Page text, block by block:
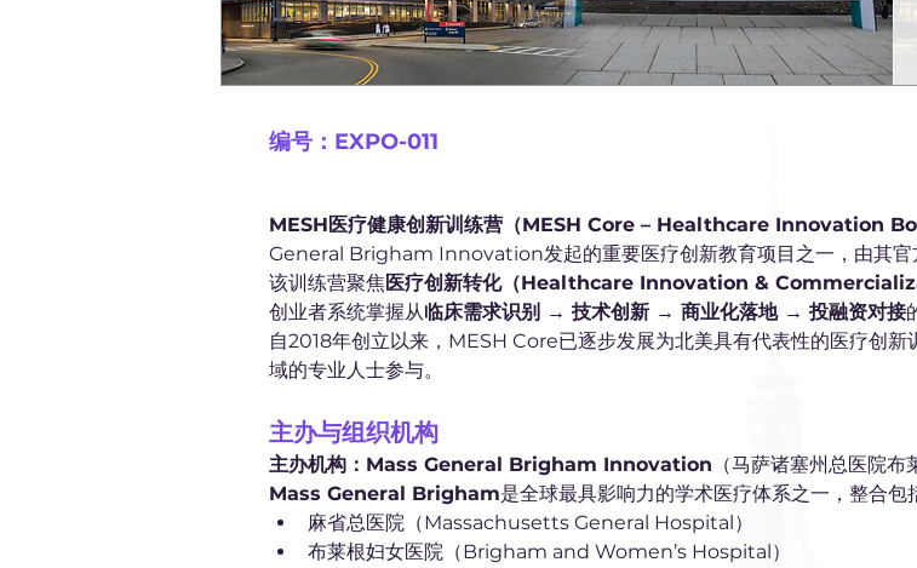
编号：EXPO-011
MESH医疗健康创新训练营（MESH Core – Healthcare Innovation
General Brigham Innovation发起的重要医疗创新教育项目之一，由其官
该训练营聚焦医疗创新转化（Healthcare Innovation &
创业者系统掌握从临床需求识别 → 技术创新 → 商业化落地 → 投融资对接
自2018年创立以来，MESH Core已逐步发展为北美具有代表性的医疗创
域的专业人士参与。
主办与组织机构
主办机构：Mass General Brigham Innovation （马萨诸塞州总医院布
Mass General Brigham是全球最具影响力的学术医疗体系之一，整合包
麻省总医院（Massachusetts General Hospital）
布莱根妇女医院（Brigham and Women’s Hospital）